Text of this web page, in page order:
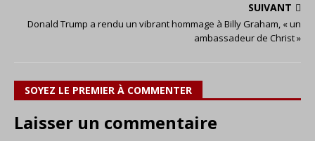
SUIVANT
Donald Trump a rendu un vibrant hommage à Billy Graham, « un
ambassadeur de Christ »
SOYEZ LE PREMIER À COMMENTER
Laisser un commentaire